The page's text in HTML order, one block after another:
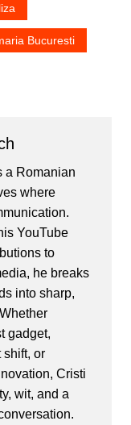
Bucuresti
a Romanian
where
YouTube
to
he breaks
into sharp,
gadget,
shift, or
Cristi
wit, and a